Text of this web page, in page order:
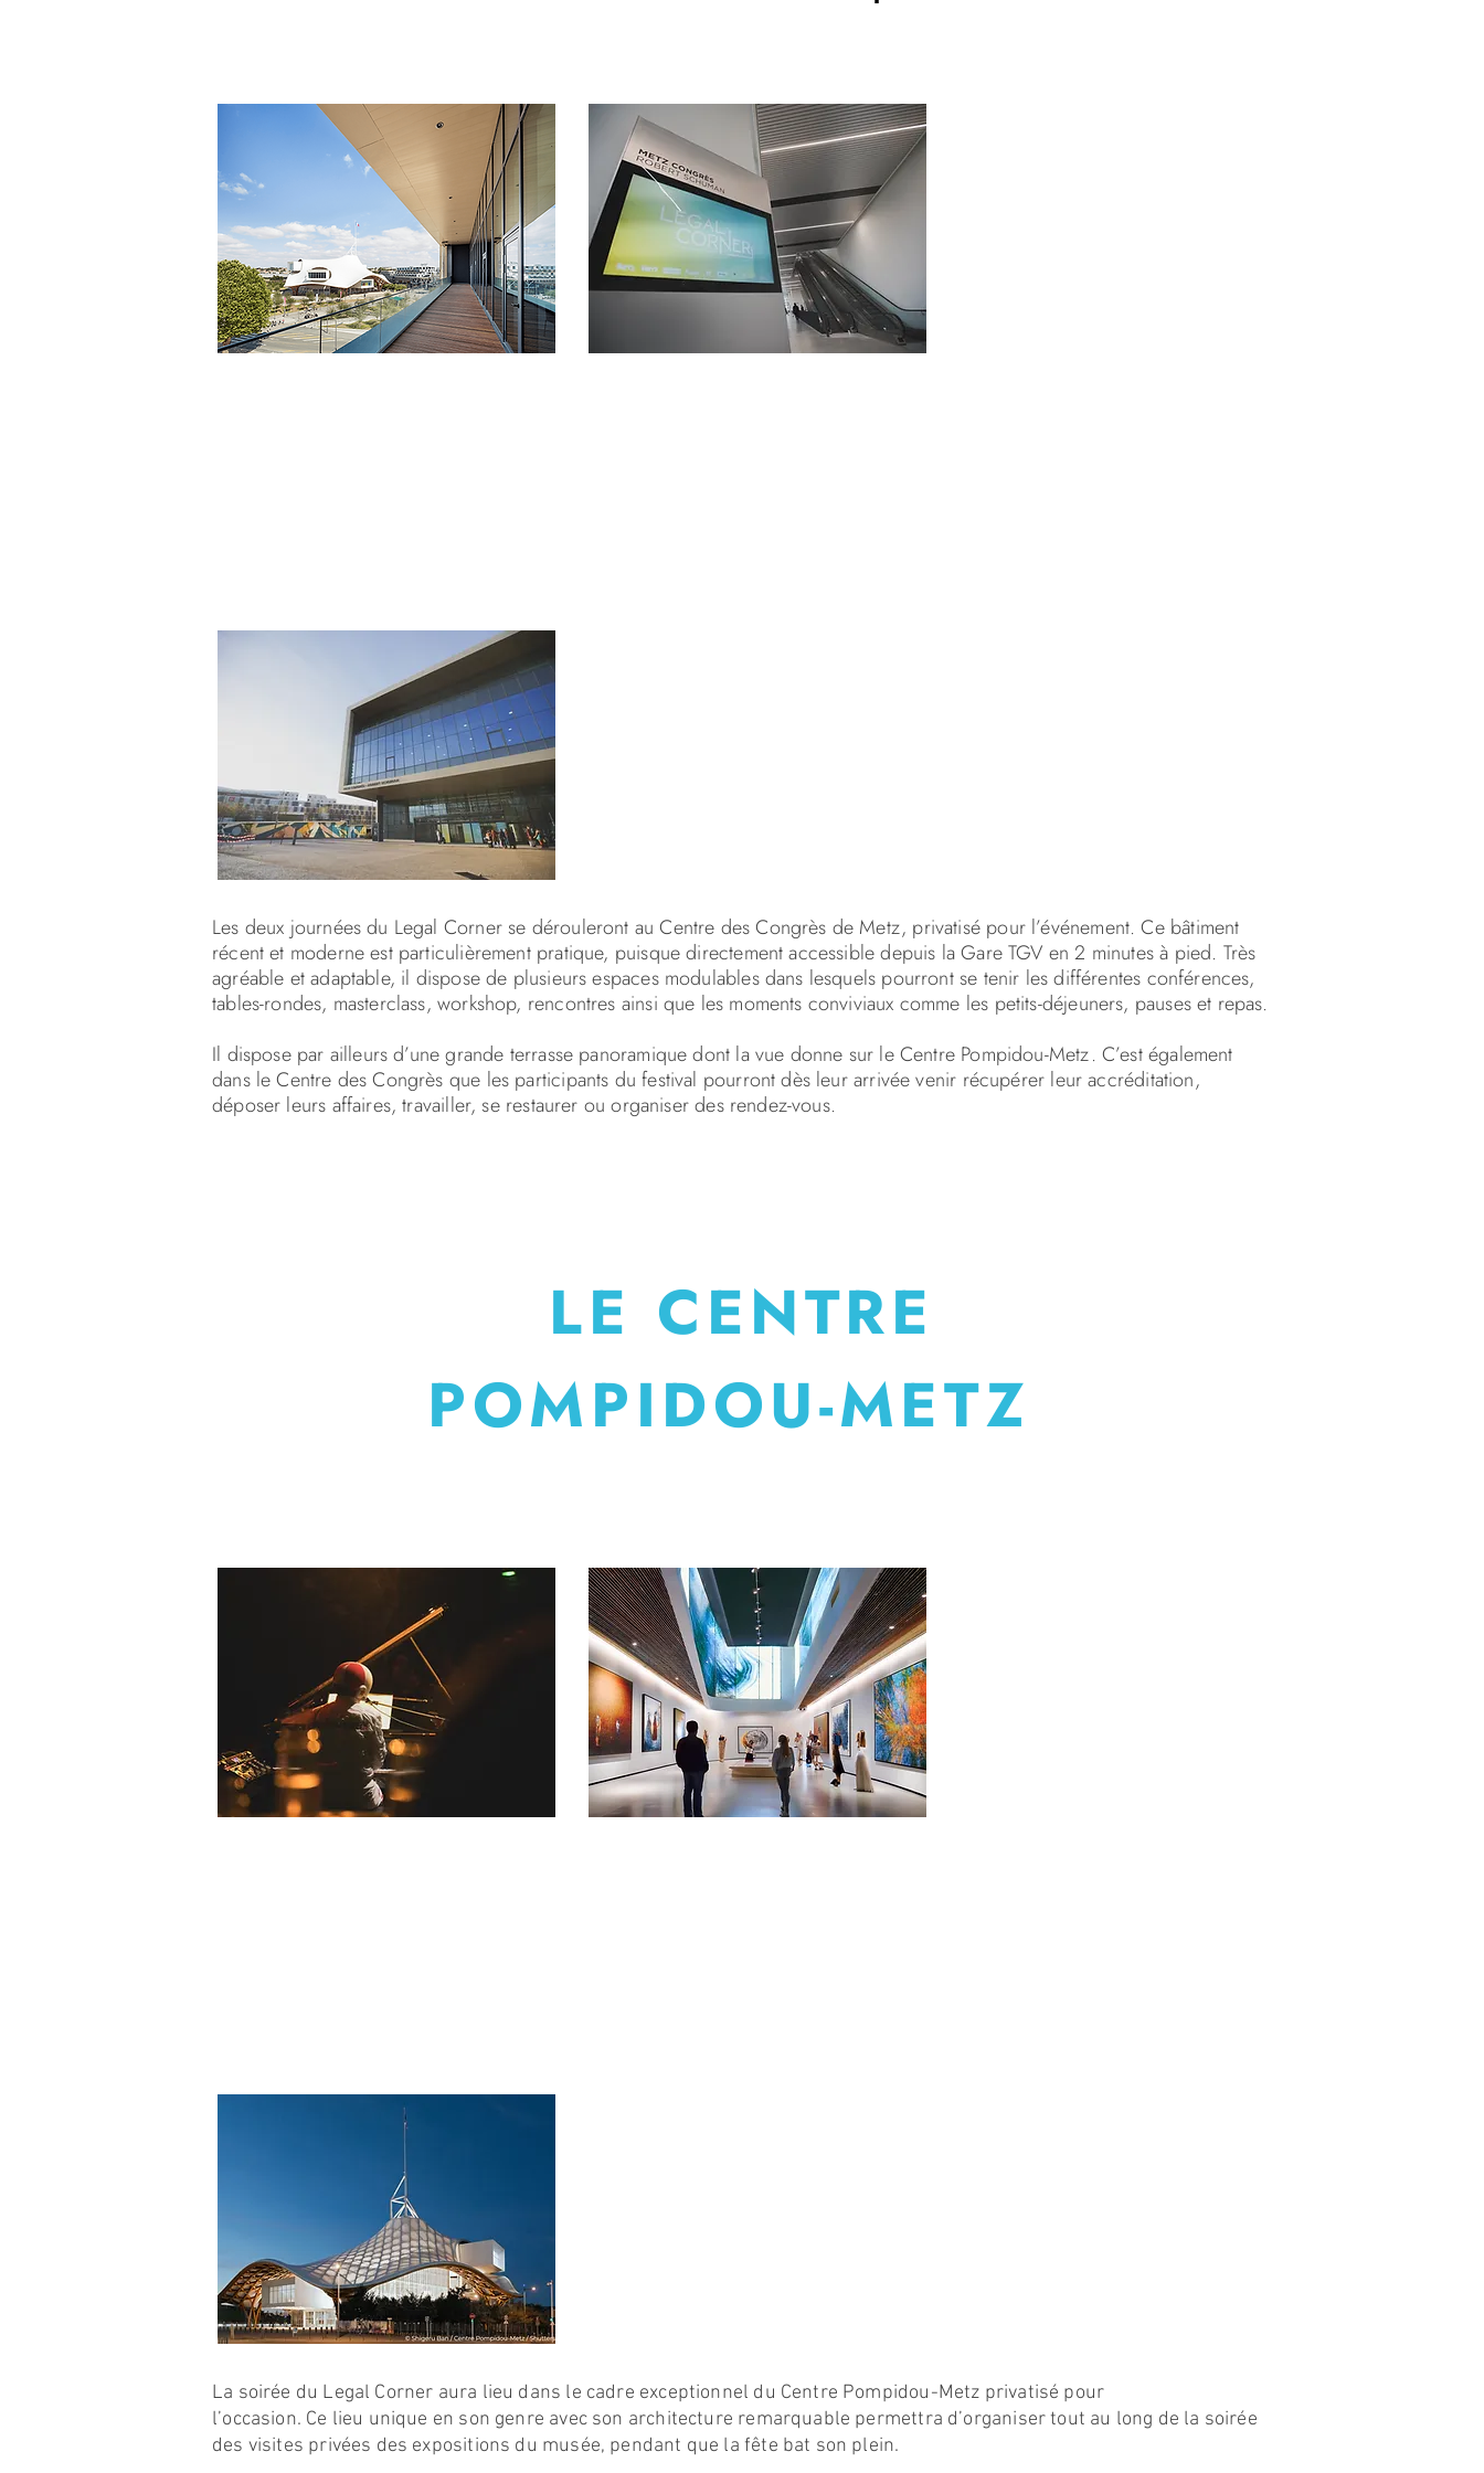
Les deux journées du Legal Corner se dérouleront au Centre des Congrès de Metz, privatisé pour l’événement. Ce bâtiment
récent et moderne est particulièrement pratique, puisque directement accessible depuis la Gare TGV en 2 minutes à pied. Très
agréable et adaptable, il dispose de plusieurs espaces modulables dans lesquels pourront se tenir les différentes conférences,
tables-rondes, masterclass, workshop, rencontres ainsi que les moments conviviaux comme les petits-déjeuners, pauses et repas.
Il dispose par ailleurs d’une grande terrasse panoramique dont la vue donne sur le Centre Pompidou-Metz. C’est également
dans le Centre des Congrès que les participants du festival pourront dès leur arrivée venir récupérer leur accréditation,
déposer leurs affaires, travailler, se restaurer ou organiser des rendez-vous.
LE CENTRE
POMPIDOU-METZ
La soirée du Legal Corner aura lieu dans le cadre exceptionnel du Centre Pompidou-Metz privatisé pour
l’occasion. Ce lieu unique en son genre avec son architecture remarquable permettra d’organiser tout au long de la soirée
des visites privées des expositions du musée, pendant que la fête bat son plein.